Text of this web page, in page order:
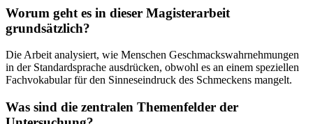
Worum geht es in dieser Magisterarbeit
grundsätzlich?
Die Arbeit analysiert, wie Menschen Geschmackswahrnehmungen
in der Standardsprache ausdrücken, obwohl es an einem speziellen
Fachvokabular für den Sinneseindruck des Schmeckens mangelt.
Was sind die zentralen Themenfelder der